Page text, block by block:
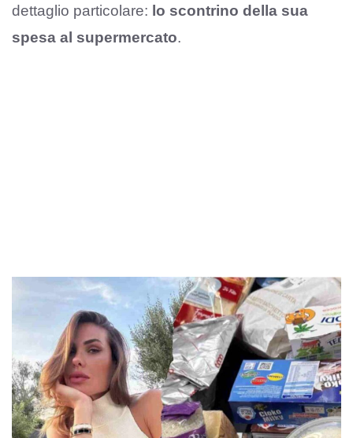
dettaglio particolare: lo scontrino della sua
spesa al supermercato.